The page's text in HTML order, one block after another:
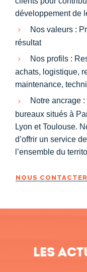
développement de
Nos valeurs :
résultat
Nos profils :
achats, logistique,
maintenance,
Notre ancrage
bureaux situés à
Lyon et Toulouse.
d’offrir un service
l’ensemble du
NOUS CONTACTER
Les